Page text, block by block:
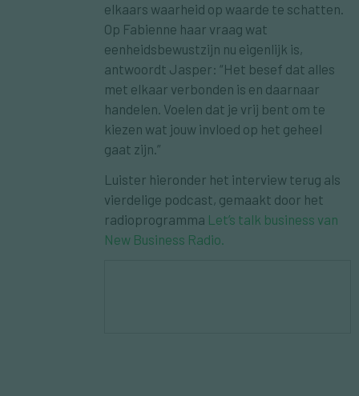
elkaars waarheid op waarde te schatten.
Op Fabienne haar vraag wat
eenheidsbewustzijn nu eigenlijk is,
antwoordt Jasper: “Het besef dat alles
met elkaar verbonden is en daarnaar
handelen. Voelen dat je vrij bent om te
kiezen wat jouw invloed op het geheel
gaat zijn.”
Luister hieronder het interview terug als
vierdelige podcast, gemaakt door het
radioprogramma Let’s talk business van
New Business Radio.